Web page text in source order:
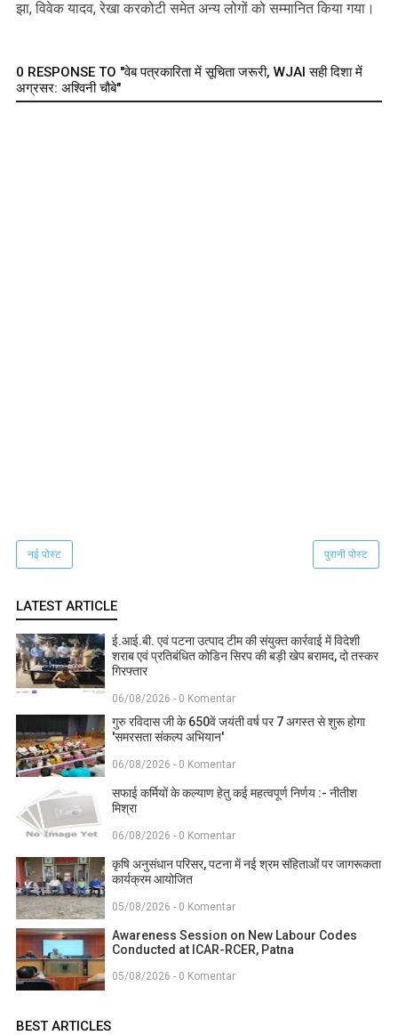
झा, विवेक यादव, रेखा करकोटी समेत अन्य लोगों को सम्मानित किया गया।
0 RESPONSE TO "वेब पत्रकारिता में सूचिता जरूरी, WJAI सही दिशा में
अग्रसर: अश्विनी चौबे"
नई पोस्ट पुरानी पोस्ट
LATEST ARTICLE
ई.आई.बी. एवं पटना उत्पाद टीम की संयुक्त कार्रवाई में विदेशी
शराब एवं प्रतिबंधित कोडिन सिरप की बड़ी खेप बरामद, दो तस्कर
गिरफ्तार
06/08/2026 - 0 Komentar
गुरु रविदास जी के 650वें जयंती वर्ष पर 7 अगस्त से शुरू होगा
'समरसता संकल्प अभियान'
06/08/2026 - 0 Komentar
सफाई कर्मियों के कल्याण हेतु कई महत्वपूर्ण निर्णय :- नीतीश
मिश्रा
06/08/2026 - 0 Komentar
कृषि अनुसंधान परिसर, पटना में नई श्रम संहिताओं पर जागरूकता
कार्यक्रम आयोजित
05/08/2026 - 0 Komentar
Awareness Session on New Labour Codes
Conducted at ICAR-RCER, Patna
05/08/2026 - 0 Komentar
BEST ARTICLES